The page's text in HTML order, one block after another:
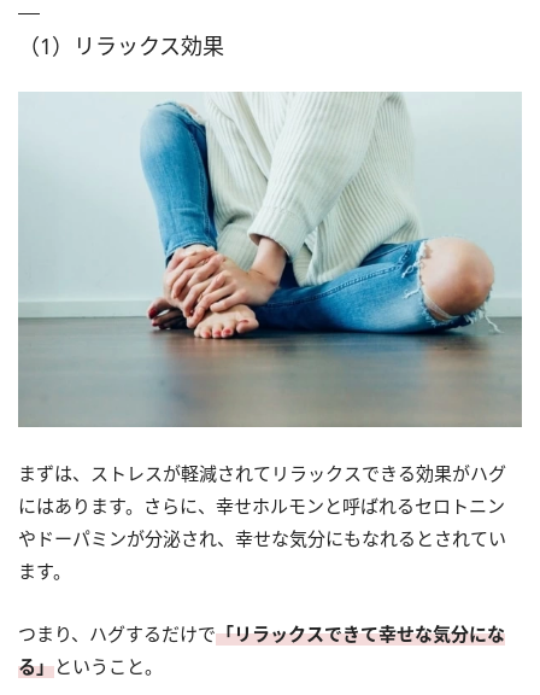
（1）リラックス効果
まずは、ストレスが軽減されてリラックスできる効果がハグ
にはあります。さらに、幸せホルモンと呼ばれるセロトニン
やドーパミンが分泌され、幸せな気分にもなれるとされてい
ます。
つまり、ハグするだけで「リラックスできて幸せな気分にな
る」ということ。